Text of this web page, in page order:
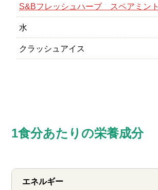
S&Bフレッシュハーブ スペアミント
水
クラッシュアイス
1食分あたりの栄養成分
エネルギー